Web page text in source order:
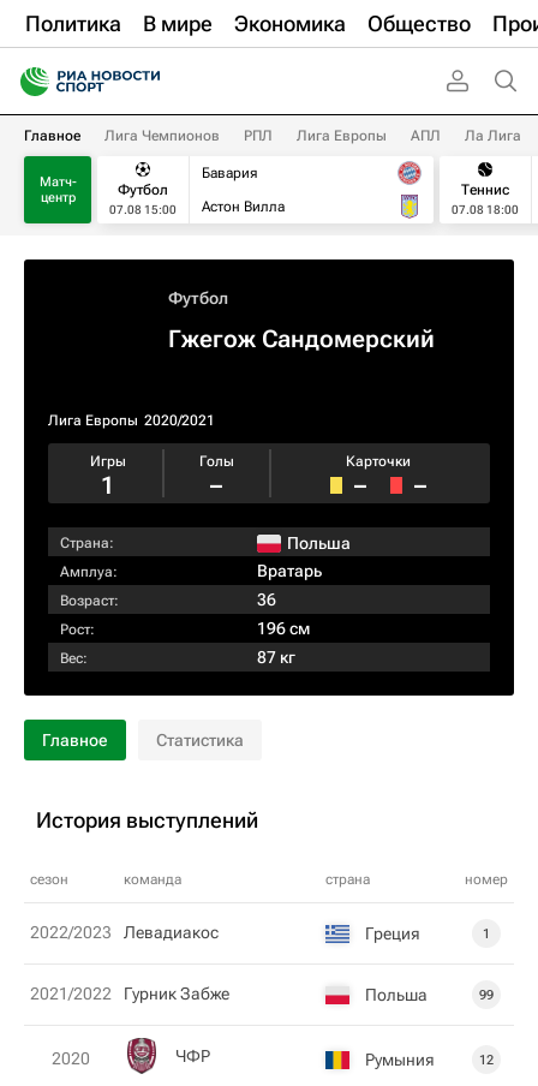
Политика В мире Экономика Общество
Главное Лига Чемпионов РПЛ Лига Европы АПЛ Ла Лига
Матч-
центр
Футбол
07.08 15:00
Бавария
Астон Вилла
Теннис
07.08 18:00
Футбол
Гжегож Сандомерский
Лига Европы 2020/2021
Игры
1
Голы
–
Карточки
– –
Страна: Польша
Амплуа: Вратарь
Возраст: 36
Рост: 196 см
Вес: 87 кг
Главное Статистика
История выступлений
сезон команда страна номер
2022/2023 Левадиакос Греция 1
2021/2022 Гурник Забже Польша 99
2020 ЧФР Румыния 12